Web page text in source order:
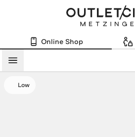
Online Shop
Menü
Low